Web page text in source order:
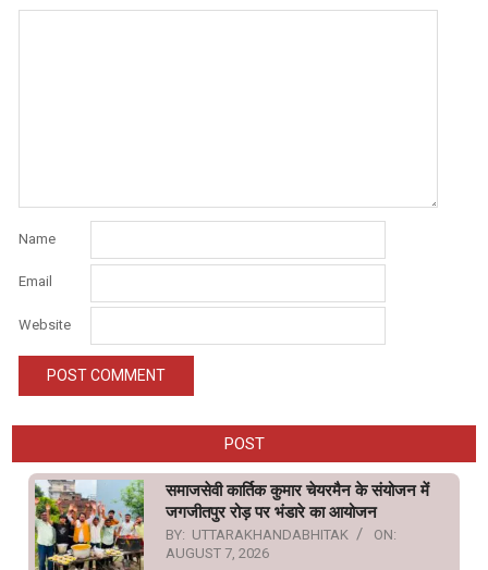
Name
Email
Website
POST
समाजसेवी कार्तिक कुमार चेयरमैन के संयोजन में
जगजीतपुर रोड़ पर भंडारे का आयोजन
BY: UTTARAKHANDABHITAK
ON:
AUGUST 7, 2026